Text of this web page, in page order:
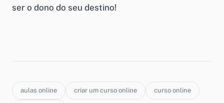
ser o dono do seu destino!
aulas online criar um curso online curso online